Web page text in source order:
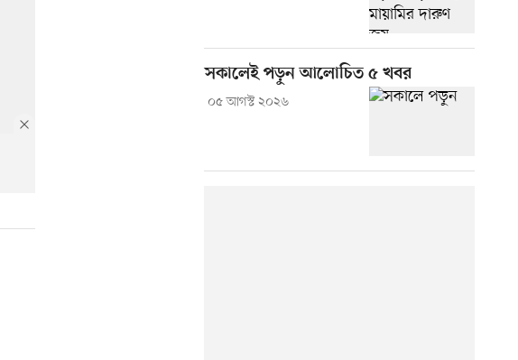
সকালেই পড়ুন আলোচিত ৫ খবর
০৫ আগস্ট ২০২৬